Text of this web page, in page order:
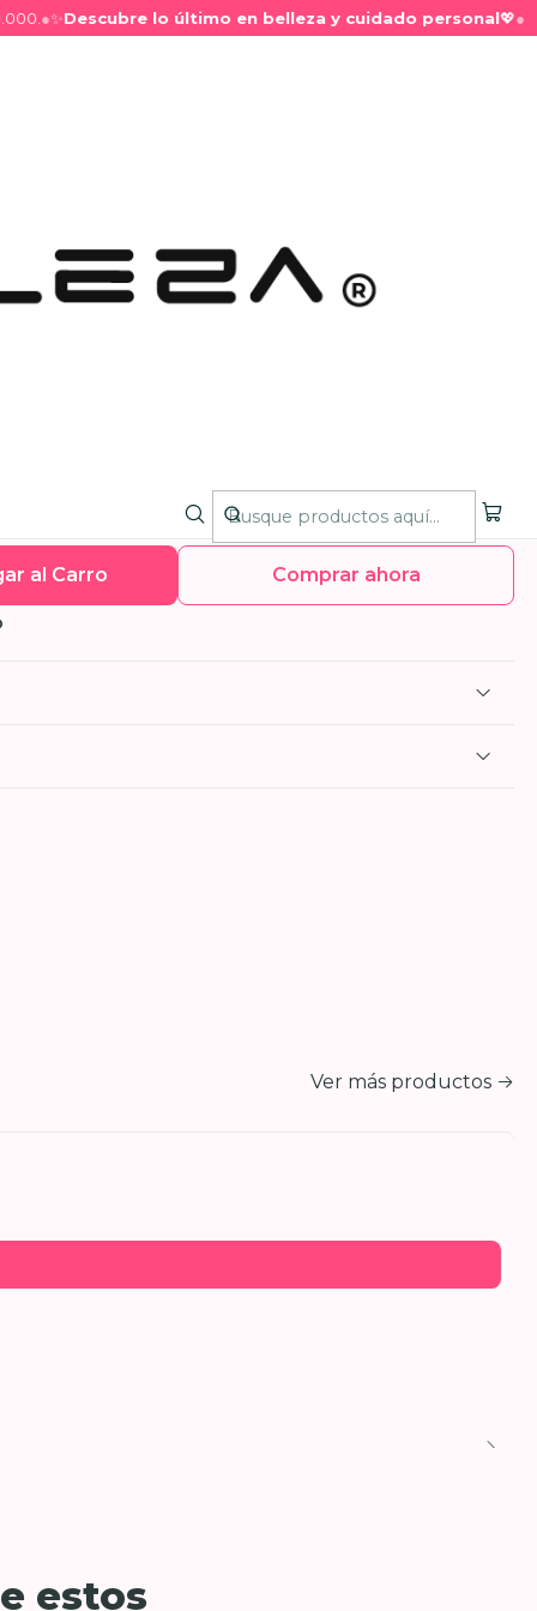
●✨ Descubre lo último en belleza y cuidado personal💖●
cabellos lisos o alisados, dejándolos sin frizz,
quienes buscan un cabello manejable, brillante y
al Carro Comprar ahora
Ver más productos
estos